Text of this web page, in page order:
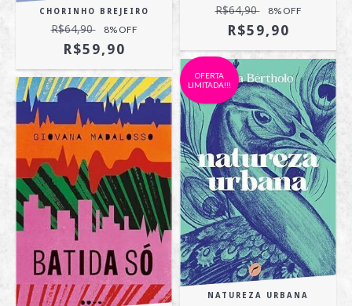
CHORINHO BREJEIRO
R$64,90 8% OFF
R$59,90
R$64,90 8% OFF
R$59,90
OFERTA
LIMITADA!!!
NATUREZA URBANA